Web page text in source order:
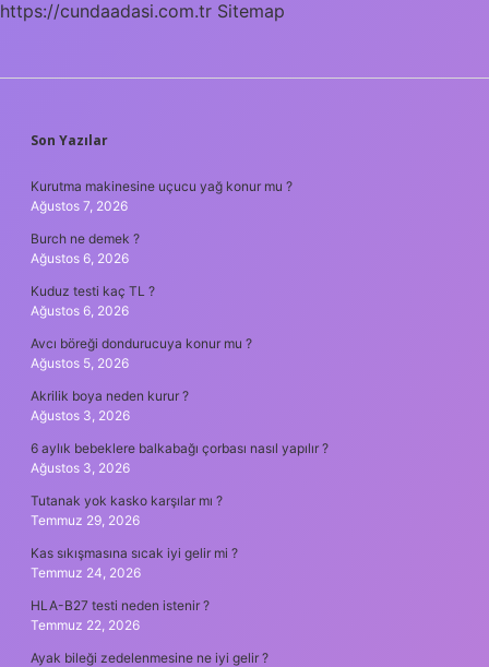
https://cundaadasi.com.tr Sitemap
SIDEBAR
Son Yazılar
Kurutma makinesine uçucu yağ konur mu ?
Ağustos 7, 2026
Burch ne demek ?
Ağustos 6, 2026
Kuduz testi kaç TL ?
Ağustos 6, 2026
Avcı böreği dondurucuya konur mu ?
Ağustos 5, 2026
Akrilik boya neden kurur ?
Ağustos 3, 2026
6 aylık bebeklere balkabağı çorbası nasıl yapılır ?
Ağustos 3, 2026
Tutanak yok kasko karşılar mı ?
Temmuz 29, 2026
Kas sıkışmasına sıcak iyi gelir mi ?
Temmuz 24, 2026
HLA-B27 testi neden istenir ?
Temmuz 22, 2026
Ayak bileği zedelenmesine ne iyi gelir ?